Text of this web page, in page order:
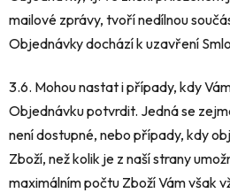
mailové zprávy, tvoří nedílnou
Objednávky dochází k uzavření
3.6. Mohou nastat i případy, kdy
Objednávku potvrdit. Jedná se
není dostupné, nebo případy, kdy
Zboží, než kolik je z naší strany
maximálním počtu Zboží Vám však